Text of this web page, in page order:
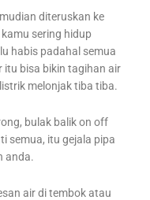
diteruskan ke
sering hidup
habis padahal semua
itu bisa bikin tagihan air
melonjak tiba tiba.
bulak balik on off
semua, itu gejala pipa
anda.
air di tembok atau